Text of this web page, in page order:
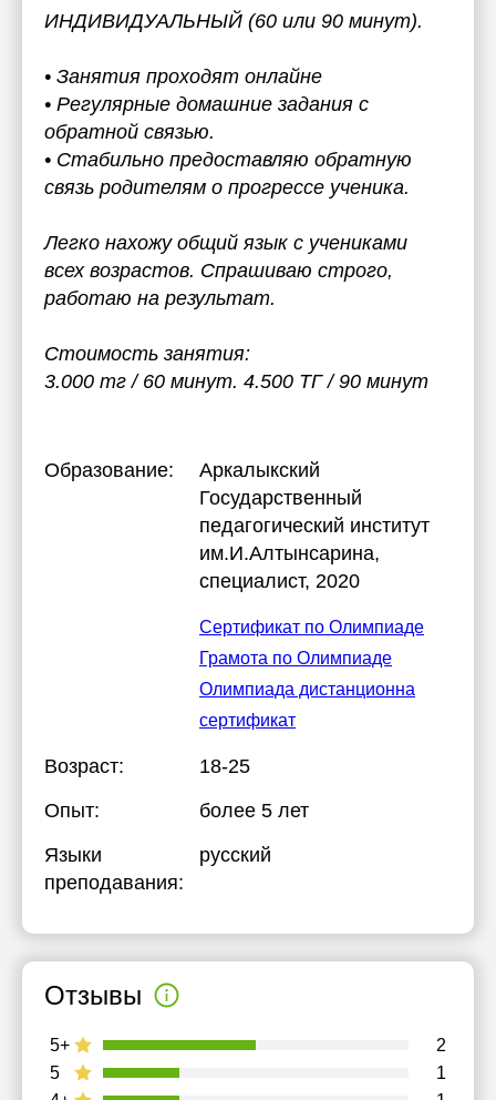
ИНДИВИДУАЛЬНЫЙ (60 или 90 минут).
• Занятия проходят онлайне
• Регулярные домашние задания с
обратной связью.
• Стабильно предоставляю обратную
связь родителям о прогрессе ученика.
Легко нахожу общий язык с учениками
всех возрастов. Спрашиваю строго,
работаю на результат.
Стоимость занятия:
3.000 тг / 60 минут. 4.500 ТГ / 90 минут
Образование:
Аркалыкский
Государственный
педагогический институт
им.И.Алтынсарина,
специалист, 2020
Сертификат по Олимпиаде
Грамота по Олимпиаде
Олимпиада дистанционна
сертификат
Возраст:
18-25
Опыт:
более 5 лет
Языки
преподавания:
русский
Отзывы
5 1
5+ 2